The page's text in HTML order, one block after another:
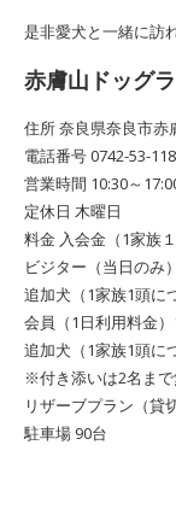
是非愛犬と一緒に訪
赤膚山ドッグ
住所 奈良県奈良市赤
電話番号 0742-53-
営業時間 10:30～
定休日 木曜日
料金 入会金（1家族
ビジター（当日のみ
追加犬（1家族1頭に
会員（1日利用料金
追加犬（1家族1頭に
※付き添いは2名まで
リザーブプラン（貸
駐車場 90台